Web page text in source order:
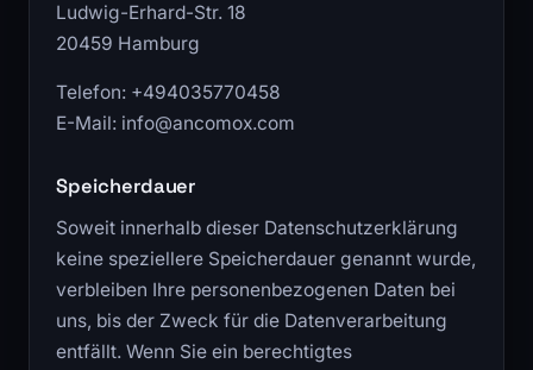
Ludwig-Erhard-Str. 18
20459 Hamburg
Telefon: +494035770458
E-Mail: info@ancomox.com
Speicherdauer
Soweit innerhalb dieser Datenschutzerklärung
keine speziellere Speicherdauer genannt wurde,
verbleiben Ihre personenbezogenen Daten bei
uns, bis der Zweck für die Datenverarbeitung
entfällt. Wenn Sie ein berechtigtes